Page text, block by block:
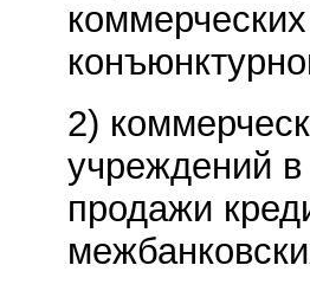
2)
учреждений
продажи